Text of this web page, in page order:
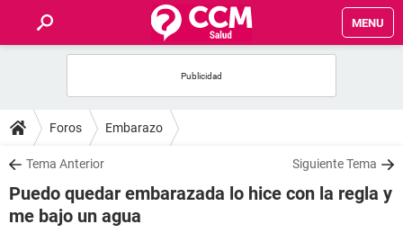
MENU
FOROS
SALUD
FAMILIA
Foros Embarazo
Tema Anterior Siguiente Tema
Puedo quedar embarazada lo hice con la regla y
me bajo un agua